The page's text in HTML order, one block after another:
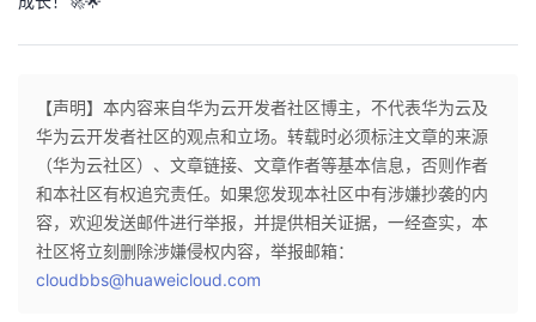
【声明】本内容来自华为云开发者社区博主，不代表华为云及
华为云开发者社区的观点和立场。转载时必须标注文章的来源
（华为云社区）、文章链接、文章作者等基本信息，否则作者
和本社区有权追究责任。如果您发现本社区中有涉嫌抄袭的内
容，欢迎发送邮件进行举报，并提供相关证据，一经查实，本
社区将立刻删除涉嫌侵权内容，举报邮箱：
cloudbbs@huaweicloud.com